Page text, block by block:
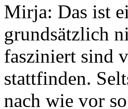
Mirja: Das ist
grundsätzlich
fasziniert sind
stattfinden.
nach wie vor